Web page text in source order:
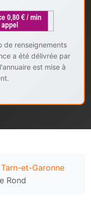
de renseignements
a été délivrée par
est mise à
Tarn-et-Garonne
Rond